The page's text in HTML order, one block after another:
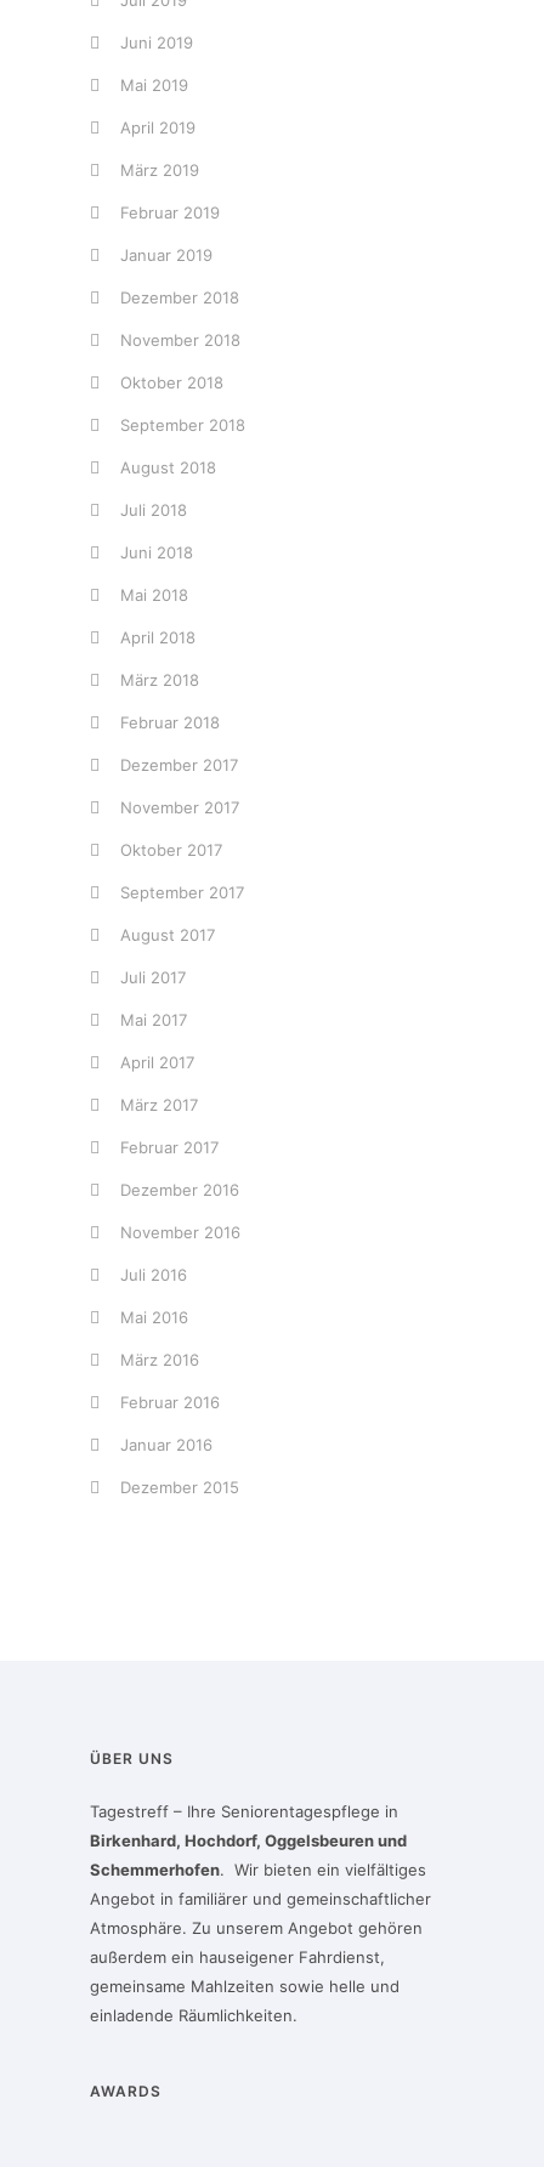
Juni 2019
Mai 2019
April 2019
März 2019
Februar 2019
Januar 2019
Dezember 2018
November 2018
Oktober 2018
September 2018
August 2018
Juli 2018
Juni 2018
Mai 2018
April 2018
März 2018
Februar 2018
Dezember 2017
November 2017
Oktober 2017
September 2017
August 2017
Juli 2017
Mai 2017
April 2017
März 2017
Februar 2017
Dezember 2016
November 2016
Juli 2016
Mai 2016
März 2016
Februar 2016
Januar 2016
Dezember 2015
ÜBER UNS
Tagestreff – Ihre Seniorentagespflege in
Birkenhard, Hochdorf, Oggelsbeuren und
Schemmerhofen. Wir bieten ein vielfältiges
Angebot in familiärer und gemeinschaftlicher
Atmosphäre. Zu unserem Angebot gehören
außerdem ein hauseigener Fahrdienst,
gemeinsame Mahlzeiten sowie helle und
einladende Räumlichkeiten.
AWARDS